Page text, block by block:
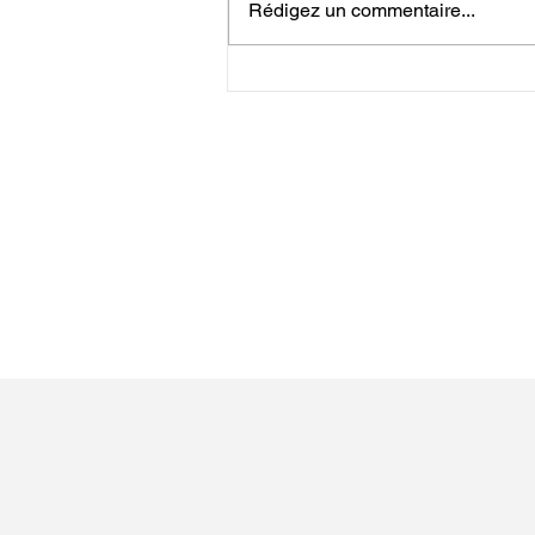
Risque Incendie
Rédigez un commentaire...